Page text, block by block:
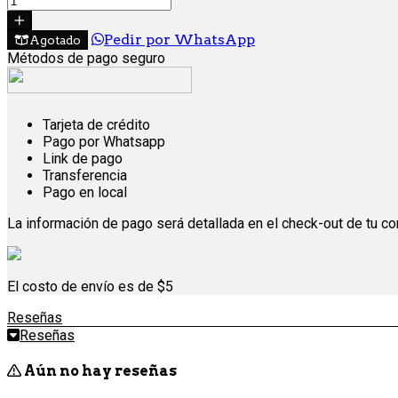
Agotado
Pedir por WhatsApp
Métodos de pago seguro
Tarjeta de crédito
Pago por Whatsapp
Link de pago
Transferencia
Pago en local
La información de pago será detallada en el check-out de tu
El costo de envío es de $5
Reseñas
Reseñas
Aún no hay reseñas